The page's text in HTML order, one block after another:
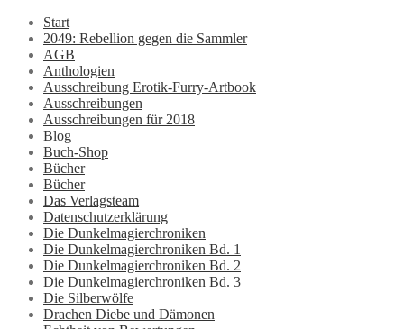
Start
2049: Rebellion gegen die Sammler
AGB
Anthologien
Ausschreibung Erotik-Furry-Artbook
Ausschreibungen
Ausschreibungen für 2018
Blog
Buch-Shop
Bücher
Bücher
Das Verlagsteam
Datenschutzerklärung
Die Dunkelmagierchroniken
Die Dunkelmagierchroniken Bd. 1
Die Dunkelmagierchroniken Bd. 2
Die Dunkelmagierchroniken Bd. 3
Die Silberwölfe
Drachen Diebe und Dämonen